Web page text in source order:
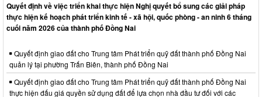
Quyết định về việc triển khai thực hiện Nghị quyết bổ sung các giải pháp
thực hiện kế hoạch phát triển kinh tế - xã hội, quốc phòng - an ninh 6 tháng
cuối năm 2026 của thành phố Đồng Nai
Quyết định giao đất cho Trung tâm Phát triển quỹ đất thành phố Đồng Nai
quản lý tại phường Trấn Biên, thành phố Đồng Nai
Quyết định giao đất cho Trung tâm Phát triển quỹ đất thành phố Đồng Nai
thực hiện đấu giá quyền sử dụng đất để lựa chọn nhà đầu tư đối với các